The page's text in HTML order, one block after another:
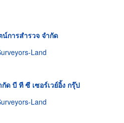
การสำรวจ จำกัด
Land
ด บี ที ซี เซอร์เวย์อิ้ง กรุ๊ป
Land